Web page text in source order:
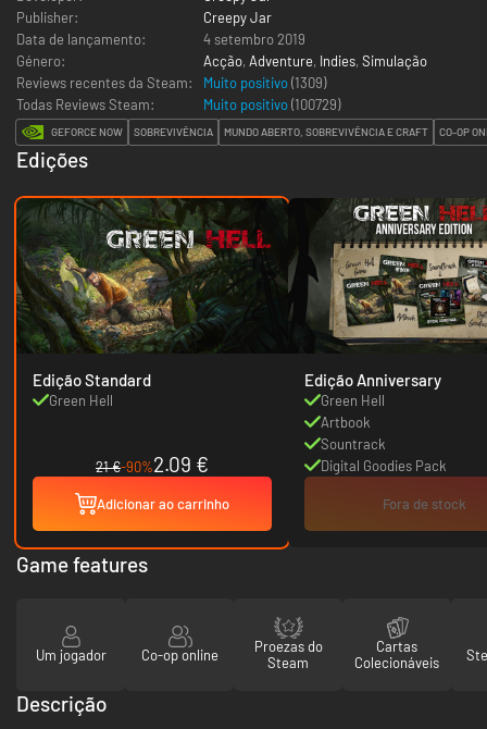
Publisher:
Creepy Jar
Data de lançamento:
4 setembro 2019
Género:
Acção, Adventure, Indies, Simulação
Reviews recentes da Steam:
Muito positivo(1309)
Todas Reviews Steam:
Muito positivo(100729)
GEFORCE NOW SOBREVIVÊNCIA MUNDO ABERTO, SOBREVIVÊNCIA E CRAFT CO-OP
Edições
Edição Standard
Green Hell
21 €-90%2.09 €
Adicionar ao carrinho
Edição Anniversary
Green Hell
Artbook
Sountrack
Digital Goodies Pack
Fora de stock
Game features
Um jogador Co-op online
Proezas do
Steam
Cartas
Colecionáveis
Descrição